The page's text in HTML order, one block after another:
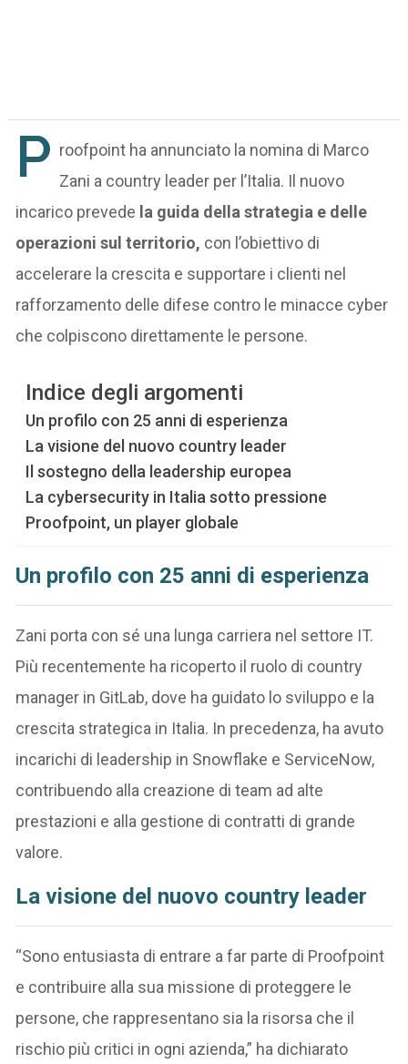
P roofpoint ha annunciato la nomina di Marco
Zani a country leader per l’Italia. Il nuovo
incarico prevede la guida della strategia e delle
operazioni sul territorio, con l’obiettivo di
accelerare la crescita e supportare i clienti nel
rafforzamento delle difese contro le minacce cyber
che colpiscono direttamente le persone.
Indice degli argomenti
Un profilo con 25 anni di esperienza
La visione del nuovo country leader
Il sostegno della leadership europea
La cybersecurity in Italia sotto pressione
Proofpoint, un player globale
Un profilo con 25 anni di esperienza
Zani porta con sé una lunga carriera nel settore IT.
Più recentemente ha ricoperto il ruolo di country
manager in GitLab, dove ha guidato lo sviluppo e la
crescita strategica in Italia. In precedenza, ha avuto
incarichi di leadership in Snowflake e ServiceNow,
contribuendo alla creazione di team ad alte
prestazioni e alla gestione di contratti di grande
valore.
La visione del nuovo country leader
“Sono entusiasta di entrare a far parte di Proofpoint
e contribuire alla sua missione di proteggere le
persone, che rappresentano sia la risorsa che il
rischio più critici in ogni azienda,” ha dichiarato